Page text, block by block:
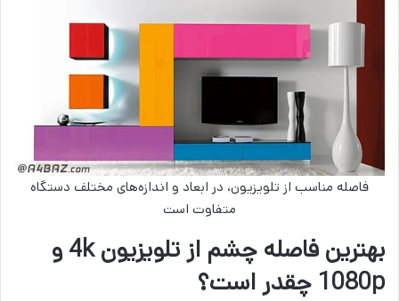
فاصله مناسب از تلویزیون، در ابعاد و اندازه‌های مختلف دستگاه
متفاوت است
بهترین فاصله چشم از تلويزيون 4k و
1080p چقدر است؟